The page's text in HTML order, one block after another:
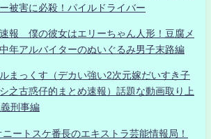
被害に必殺！パイルドライバー
報 僕の彼女はエリーちゃん人形！豆腐メ
年アルバイターのぬいぐるみ男子末路編
まっくす（デカい強い2次元嫁だいすき子
之古惑仔的まとめ速報）話題な動画取り上
刑事編
ートスケ番長のエキストラ芸能情報局！